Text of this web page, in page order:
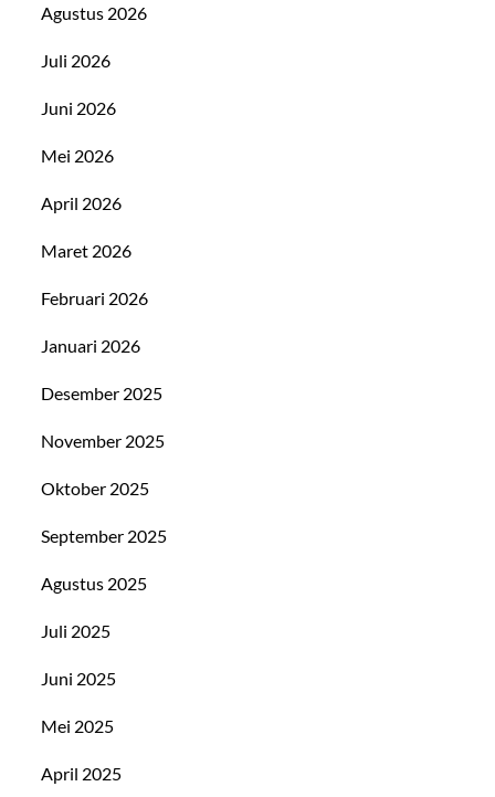
Agustus 2026
Juli 2026
Juni 2026
Mei 2026
April 2026
Maret 2026
Februari 2026
Januari 2026
Desember 2025
November 2025
Oktober 2025
September 2025
Agustus 2025
Juli 2025
Juni 2025
Mei 2025
April 2025